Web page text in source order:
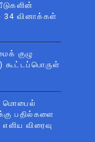
34 வினாக்கள்
குழு
கூட்டப்பொருள்
மொபைல்
பதில்களை
விரைவு